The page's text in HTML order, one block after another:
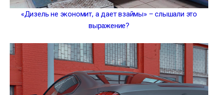
«Дизель не экономит, а дает взаймы» – слышали это
выражение?